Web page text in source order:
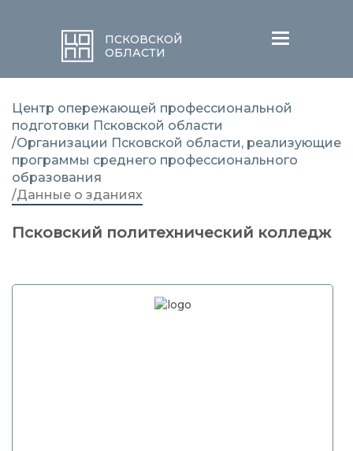
ПСКОВСКОЙ
ОБЛАСТИ
Меню
Центр опережающей профессиональной
подготовки Псковской области
/Организации Псковской области, реализующие
программы среднего профессионального
образования
/Данные о зданиях
Псковский политехнический колледж